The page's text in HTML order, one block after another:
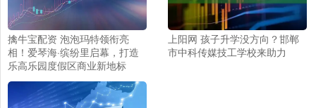
擒牛宝配资 泡泡玛特领衔亮
相！爱琴海·缤纷里启幕，打造
乐高乐园度假区商业新地标
上阳网 孩子升学没方向？邯郸
市中科传媒技工学校来助力